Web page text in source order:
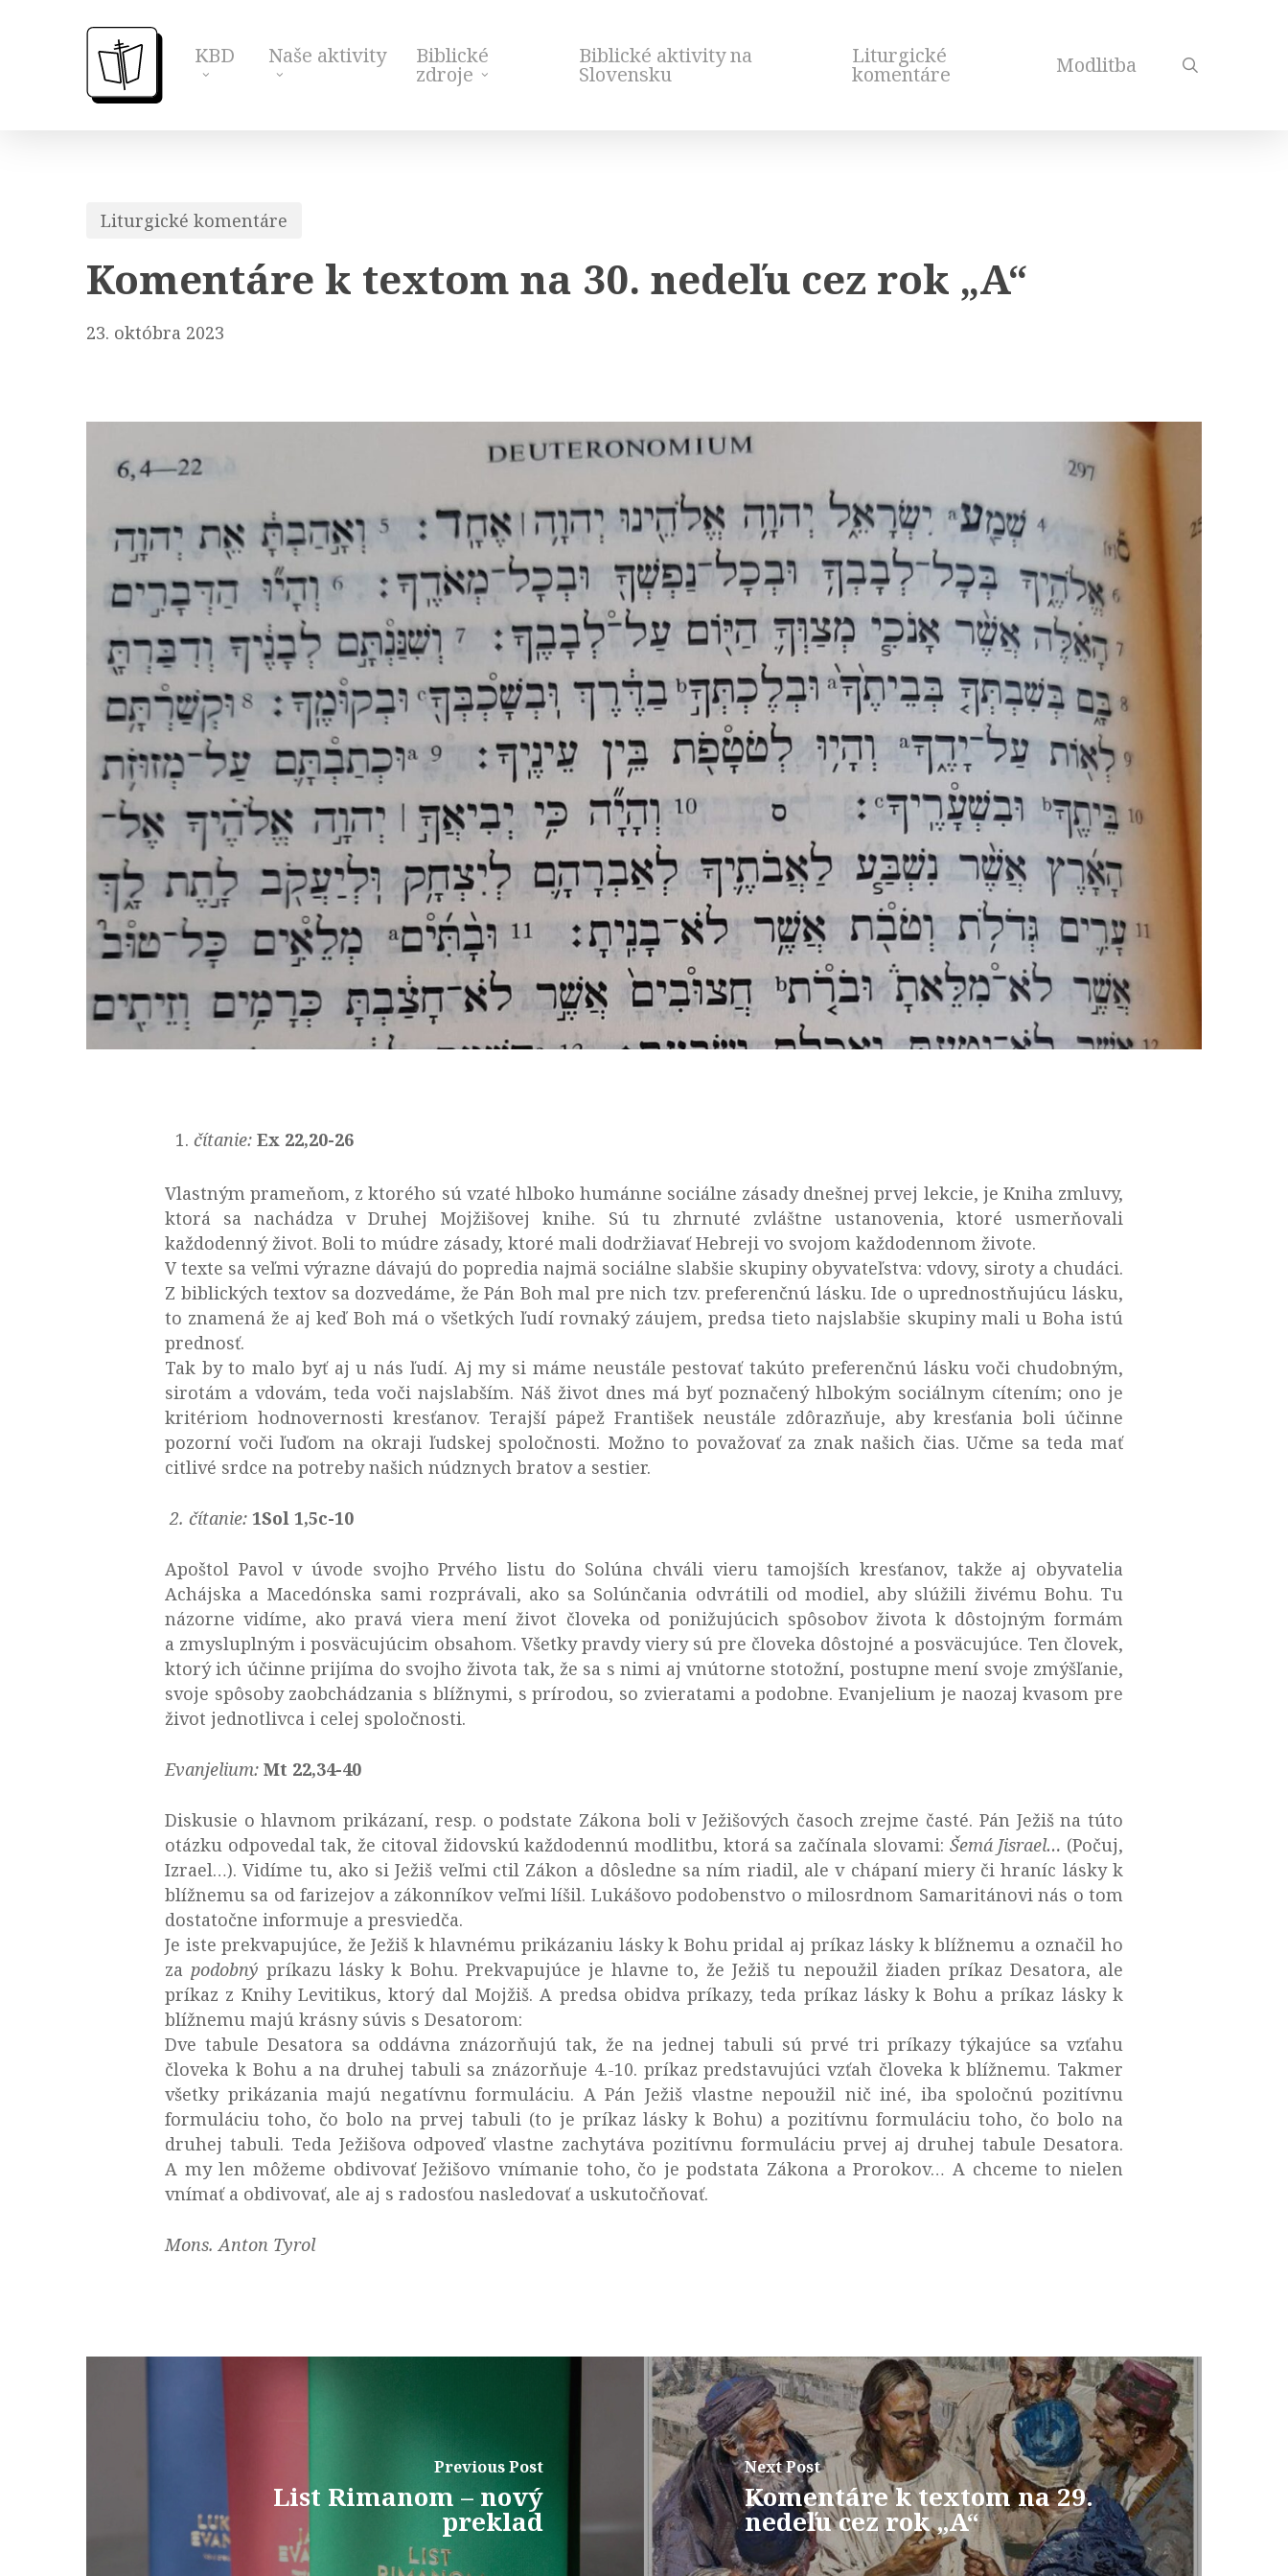
KBD Naše aktivity Biblické
zdroje
Biblické aktivity na
Slovensku
Liturgické
komentáre Modlitba
Liturgické komentáre
Komentáre k textom na 30. nedeľu cez rok „A“
23. októbra 2023
čítanie: Ex 22,20-26
Vlastným prameňom, z ktorého sú vzaté hlboko humánne sociálne zásady dnešnej prvej lekcie, je Kniha zmluvy,
ktorá sa nachádza v Druhej Mojžišovej knihe. Sú tu zhrnuté zvláštne ustanovenia, ktoré usmerňovali
každodenný život. Boli to múdre zásady, ktoré mali dodržiavať Hebreji vo svojom každodennom živote.
V texte sa veľmi výrazne dávajú do popredia najmä sociálne slabšie skupiny obyvateľstva: vdovy, siroty a chudáci.
Z biblických textov sa dozvedáme, že Pán Boh mal pre nich tzv. preferenčnú lásku. Ide o uprednostňujúcu lásku,
to znamená že aj keď Boh má o všetkých ľudí rovnaký záujem, predsa tieto najslabšie skupiny mali u Boha istú
prednosť.
Tak by to malo byť aj u nás ľudí. Aj my si máme neustále pestovať takúto preferenčnú lásku voči chudobným,
sirotám a vdovám, teda voči najslabším. Náš život dnes má byť poznačený hlbokým sociálnym cítením; ono je
kritériom hodnovernosti kresťanov. Terajší pápež František neustále zdôrazňuje, aby kresťania boli účinne
pozorní voči ľuďom na okraji ľudskej spoločnosti. Možno to považovať za znak našich čias. Učme sa teda mať
citlivé srdce na potreby našich núdznych bratov a sestier.
2. čítanie: 1Sol 1,5c-10
Apoštol Pavol v úvode svojho Prvého listu do Solúna chváli vieru tamojších kresťanov, takže aj obyvatelia
Achájska a Macedónska sami rozprávali, ako sa Solúnčania odvrátili od modiel, aby slúžili živému Bohu. Tu
názorne vidíme, ako pravá viera mení život človeka od ponižujúcich spôsobov života k dôstojným formám
a zmysluplným i posväcujúcim obsahom. Všetky pravdy viery sú pre človeka dôstojné a posväcujúce. Ten človek,
ktorý ich účinne prijíma do svojho života tak, že sa s nimi aj vnútorne stotožní, postupne mení svoje zmýšľanie,
svoje spôsoby zaobchádzania s blížnymi, s prírodou, so zvieratami a podobne. Evanjelium je naozaj kvasom pre
život jednotlivca i celej spoločnosti.
Evanjelium: Mt 22,34-40
Diskusie o hlavnom prikázaní, resp. o podstate Zákona boli v Ježišových časoch zrejme časté. Pán Ježiš na túto
otázku odpovedal tak, že citoval židovskú každodennú modlitbu, ktorá sa začínala slovami: Šemá Jisrael… (Počuj,
Izrael…). Vidíme tu, ako si Ježiš veľmi ctil Zákon a dôsledne sa ním riadil, ale v chápaní miery či hraníc lásky k
blížnemu sa od farizejov a zákonníkov veľmi líšil. Lukášovo podobenstvo o milosrdnom Samaritánovi nás o tom
dostatočne informuje a presviedča.
Je iste prekvapujúce, že Ježiš k hlavnému prikázaniu lásky k Bohu pridal aj príkaz lásky k blížnemu a označil ho
za podobnýpríkazu lásky k Bohu. Prekvapujúce je hlavne to, že Ježiš tu nepoužil žiaden príkaz Desatora, ale
príkaz z Knihy Levitikus, ktorý dal Mojžiš. A predsa obidva príkazy, teda príkaz lásky k Bohu a príkaz lásky k
blížnemu majú krásny súvis s Desatorom:
Dve tabule Desatora sa oddávna znázorňujú tak, že na jednej tabuli sú prvé tri príkazy týkajúce sa vzťahu
človeka k Bohu a na druhej tabuli sa znázorňuje 4.-10. príkaz predstavujúci vzťah človeka k blížnemu. Takmer
všetky prikázania majú negatívnu formuláciu. A Pán Ježiš vlastne nepoužil nič iné, iba spoločnú pozitívnu
formuláciu toho, čo bolo na prvej tabuli (to je príkaz lásky k Bohu) a pozitívnu formuláciu toho, čo bolo na
druhej tabuli. Teda Ježišova odpoveď vlastne zachytáva pozitívnu formuláciu prvej aj druhej tabule Desatora.
A my len môžeme obdivovať Ježišovo vnímanie toho, čo je podstata Zákona a Prorokov… A chceme to nielen
vnímať a obdivovať, ale aj s radosťou nasledovať a uskutočňovať.
Mons. Anton Tyrol
Previous Post
List Rimanom – nový
preklad
Next Post
Komentáre k textom na 29.
nedeľu cez rok „A“